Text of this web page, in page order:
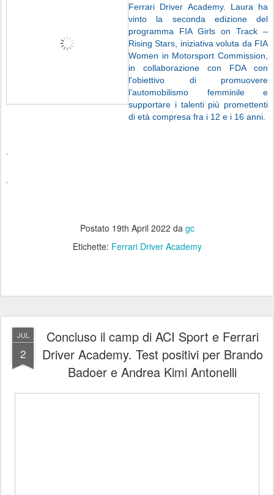
Ferrari Driver Academy. Laura ha
vinto la seconda edizione del
programma FIA Girls on Track –
Rising Stars, iniziativa voluta da FIA
Women in Motorsport Commission,
in collaborazione con FDA con
l'obiettivo di promuovere
l’automobilismo femminile e
supportare i talenti più promettenti
di età compresa fra i 12 e i 16 anni.
Postato 19th April 2022 da gc
Etichette: Ferrari Driver Academy
JUL
2
Concluso il camp di ACI Sport e Ferrari
Driver Academy. Test positivi per Brando
Badoer e Andrea Kimi Antonelli